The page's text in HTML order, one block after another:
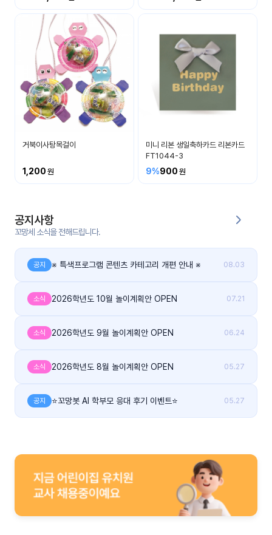
공지
사항
이벤
들의
후기
게시
그
거북이사탕목걸이
1,200
미니 리본 생일축하카드 리본카드
FT1044-3
9%900
공지사항
꼬망세 소식을 전해드립니다.
공지 ※ 특색프로그램 콘텐츠 카테고리 개편 안내 ※ 08.03
소식 2026학년도 10월 놀이계획안 OPEN 07.21
소식 2026학년도 9월 놀이계획안 OPEN 06.24
소식 2026학년도 8월 놀이계획안 OPEN 05.27
공지 ⭐꼬망봇 AI 학부모 응대 후기 이벤트⭐ 05.27